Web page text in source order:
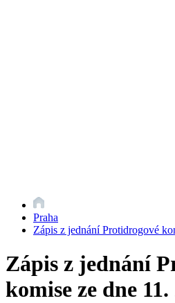
Praha
Zápis z jednání Protidrogové
Zápis z jednání
komise ze dne 11.